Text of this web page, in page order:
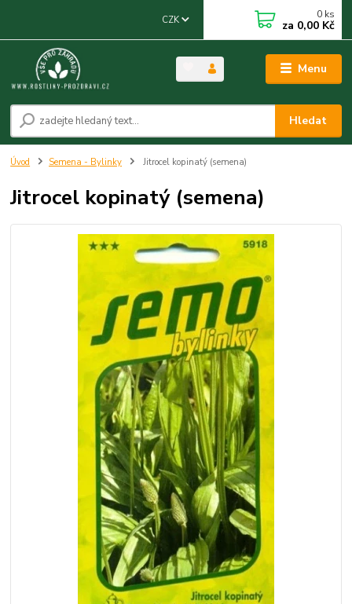
Menu
CZK
Hledat
0 ks
za 0,00 Kč
Úvod Semena - Bylinky Jitrocel kopinatý (semena)
Jitrocel kopinatý (semena)